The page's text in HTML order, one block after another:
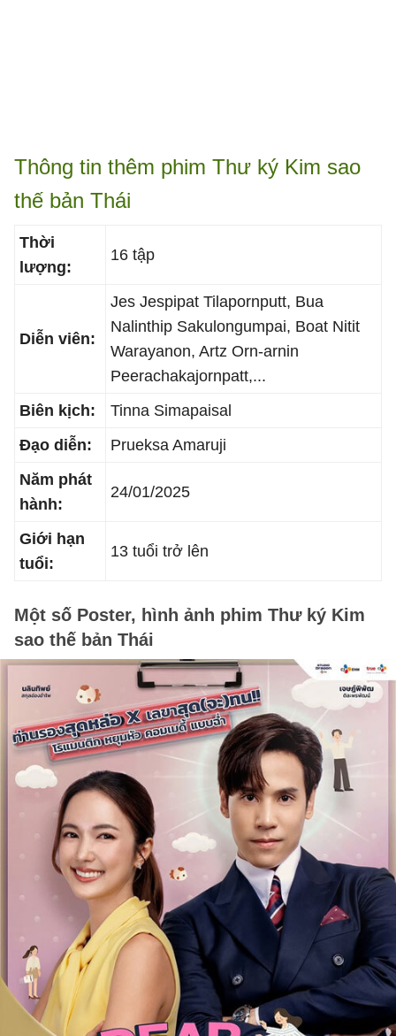
Thông tin thêm phim Thư ký Kim sao
thế bản Thái
Thời
lượng:
16 tập
Diễn viên:
Jes Jespipat Tilapornputt, Bua
Nalinthip Sakulongumpai, Boat Nitit
Warayanon, Artz Orn-arnin
Peerachakajornpatt,...
Biên kịch:
Tinna Simapaisal
Đạo diễn:
Prueksa Amaruji
Năm phát
hành:
24/01/2025
Giới hạn
tuổi:
13 tuổi trở lên
Một số Poster, hình ảnh phim Thư ký Kim
sao thế bản Thái